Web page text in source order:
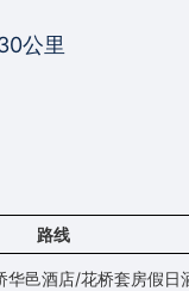
公里
路线
邑酒店/花桥套房假日